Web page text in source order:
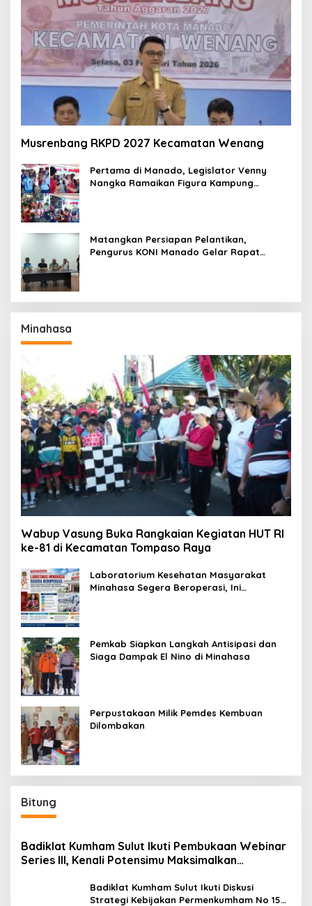
Musrenbang RKPD 2027 Kecamatan Wenang
Pertama di Manado, Legislator Venny
Nangka Ramaikan Figura Kampung
Matangkan Persiapan Pelantikan,
Pengurus KONI Manado Gelar Rapat
Minahasa
Wabup Vasung Buka Rangkaian Kegiatan HUT RI
ke-81 di Kecamatan Tompaso Raya
Laboratorium Kesehatan Masyarakat
Minahasa Segera Beroperasi, Ini
Pemkab Siapkan Langkah Antisipasi dan
Siaga Dampak El Nino di Minahasa
Perpustakaan Milik Pemdes Kembuan
Dilombakan
Bitung
Badiklat Kumham Sulut Ikuti Pembukaan Webinar
Series III, Kenali Potensimu Maksimalkan
Badiklat Kumham Sulut Ikuti Diskusi
Strategi Kebijakan Permenkumham No 15